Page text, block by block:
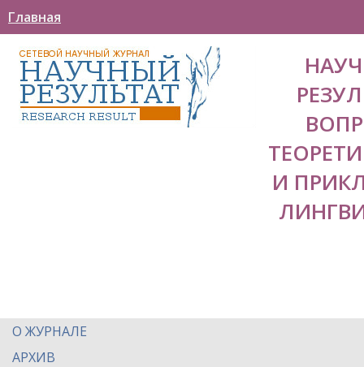
Главная
И
О ЖУРНАЛЕ
АРХИВ